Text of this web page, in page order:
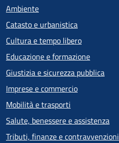
Ambiente
Catasto e urbanistica
Cultura e tempo libero
Educazione e formazione
Giustizia e sicurezza pubblica
Imprese e commercio
Mobilità e trasporti
Salute, benessere e assistenza
Tributi, finanze e contravvenzioni